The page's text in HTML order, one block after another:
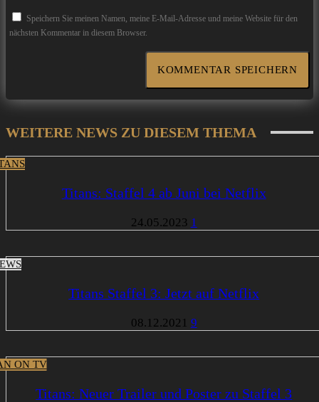
Speichern Sie meinen Namen, meine E-Mail-Adresse und meine Website für den
nächsten Kommentar in diesem Browser.
WEITERE NEWS ZU DIESEM THEMA
Titans: Staffel 4 ab Juni bei Netflix
24.05.2023 1
Titans Staffel 3: Jetzt auf Netflix
08.12.2021 9
ON TV
Titans: Neuer Trailer und Poster zu Staffel 3